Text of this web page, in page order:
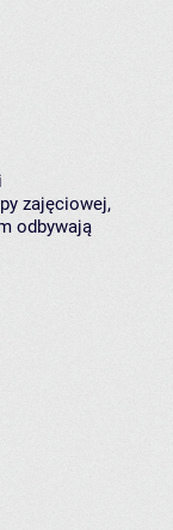
zajęciowej,
odbywają